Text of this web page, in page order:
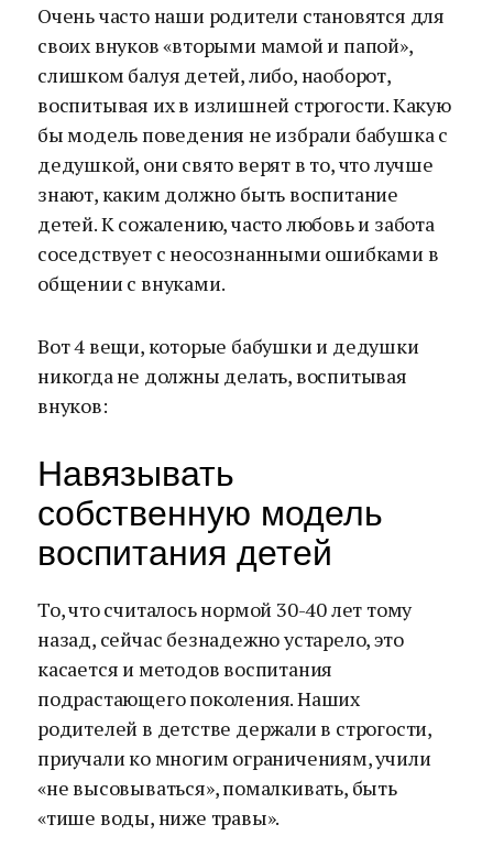
Очень часто наши родители становятся для
своих внуков «вторыми мамой и папой»,
слишком балуя детей, либо, наоборот,
воспитывая их в излишней строгости. Какую
бы модель поведения не избрали бабушка с
дедушкой, они свято верят в то, что лучше
знают, каким должно быть воспитание
детей. К сожалению, часто любовь и забота
соседствует с неосознанными ошибками в
общении с внуками.
Вот 4 вещи, которые бабушки и дедушки
никогда не должны делать, воспитывая
внуков:
Навязывать
собственную модель
воспитания детей
То, что считалось нормой 30-40 лет тому
назад, сейчас безнадежно устарело, это
касается и методов воспитания
подрастающего поколения. Наших
родителей в детстве держали в строгости,
приучали ко многим ограничениям, учили
«не высовываться», помалкивать, быть
«тише воды, ниже травы».